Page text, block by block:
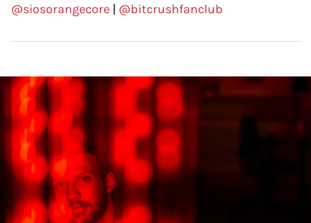
@siosorangecore | @bitcrushfanclub